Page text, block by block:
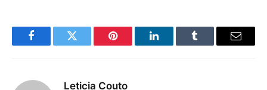
FacebookTwitter Pinterest LinkedInTumblr
E-
Leticia Couto